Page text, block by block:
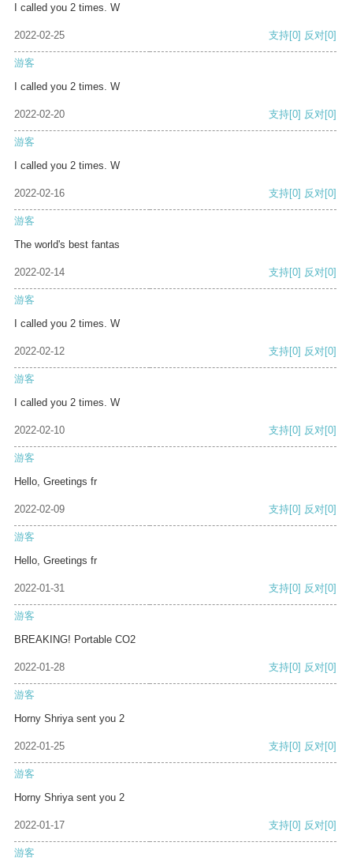
I called you 2 times. W
2022-02-25 支持[0] 反对[0]
游客
I called you 2 times. W
2022-02-20 支持[0] 反对[0]
游客
I called you 2 times. W
2022-02-16 支持[0] 反对[0]
游客
The world's best fantas
2022-02-14 支持[0] 反对[0]
游客
I called you 2 times. W
2022-02-12 支持[0] 反对[0]
游客
I called you 2 times. W
2022-02-10 支持[0] 反对[0]
游客
Hello, Greetings fr
2022-02-09 支持[0] 反对[0]
游客
Hello, Greetings fr
2022-01-31 支持[0] 反对[0]
游客
BREAKING! Portable CO2
2022-01-28 支持[0] 反对[0]
游客
Horny Shriya sent you 2
2022-01-25 支持[0] 反对[0]
游客
Horny Shriya sent you 2
2022-01-17 支持[0] 反对[0]
游客